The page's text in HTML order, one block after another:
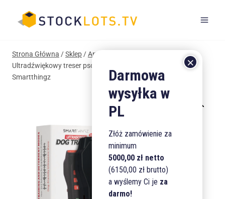
Strona Główna /Sklep/Artykuły dla Zwierząt Pozostałe/
Ultradźwiękowy treser psów i odstraszacz 3w1 z laserem
Smartthingz
Złóż zamówienie za
minimum
5000,00 zł netto
(6150,00 zł brutto)
a wyślemy Ci je za
darmo!